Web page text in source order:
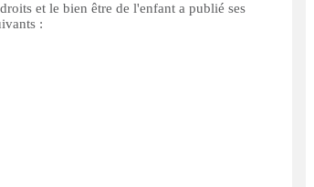
et le bien être de l'enfant a publié ses
: